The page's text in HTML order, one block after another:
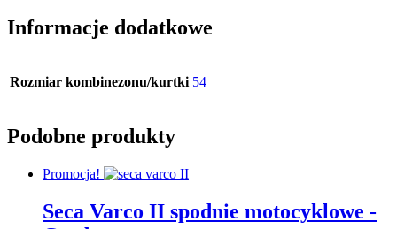
Informacje dodatkowe
Rozmiar kombinezonu/kurtki 54
Podobne produkty
Promocja!
Seca Varco II spodnie motocyklowe -